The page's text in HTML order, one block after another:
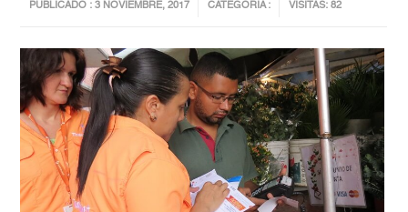
PUBLICADO : 3 NOVIEMBRE, 2017 CATEGORIA : VISITAS: 82